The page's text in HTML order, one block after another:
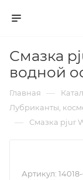
Смазка
водной
Главная —
Лубриканты,
— Смазка pjur
Артикул: 14018-